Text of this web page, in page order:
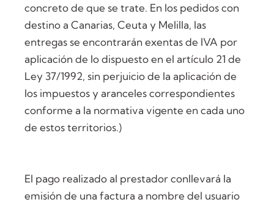
concreto de que se trate. En los pedidos con
destino a Canarias, Ceuta y Melilla, las
entregas se encontrarán exentas de IVA por
aplicación de lo dispuesto en el artículo 21 de
Ley 37/1992, sin perjuicio de la aplicación de
los impuestos y aranceles correspondientes
conforme a la normativa vigente en cada uno
de estos territorios.)
El pago realizado al prestador conllevará la
emisión de una factura a nombre del usuario